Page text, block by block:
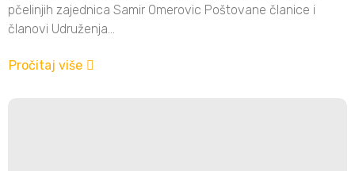
pčelinjih zajednica Samir Omerovic Poštovane članice i
članovi Udruženja...
Pročitaj više